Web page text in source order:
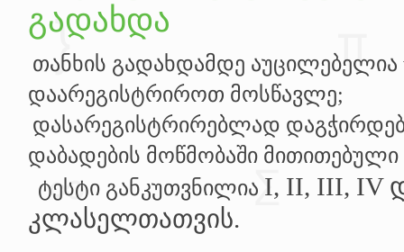
გადახდა
თანხის გადახდამდე აუცილებელია
დაარეგისტრიროთ მოსწავლე;
დასარეგისტრირებლად
დაბადების მოწმობაში
ტესტი განკუთვნილია I, II, III, IV
კლასელთათვის.